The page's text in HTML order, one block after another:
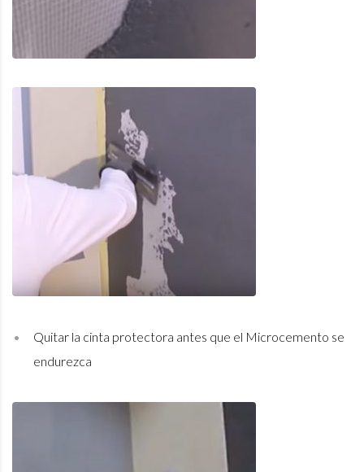
Quitar la cinta protectora antes que el Microcemento se
endurezca